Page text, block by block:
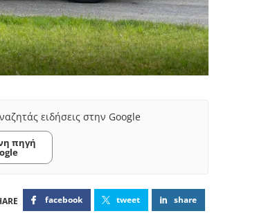
ειδήσεις στην Google
πηγή
facebook tweet share